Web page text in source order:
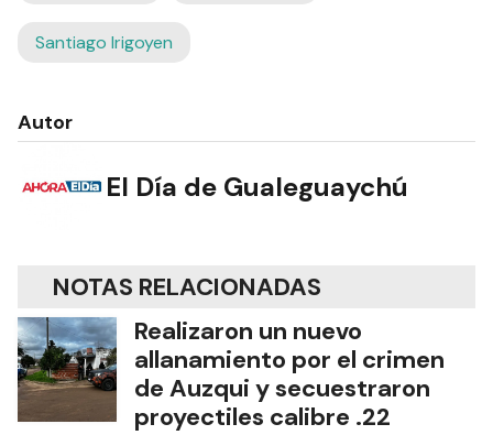
Santiago Irigoyen
Autor
El Día de Gualeguaychú
NOTAS RELACIONADAS
Realizaron un nuevo
allanamiento por el crimen
de Auzqui y secuestraron
proyectiles calibre .22